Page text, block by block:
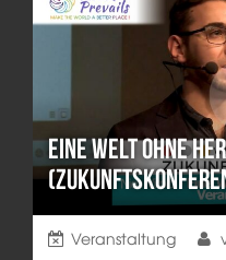
Eine Welt ohne
Veranstaltung